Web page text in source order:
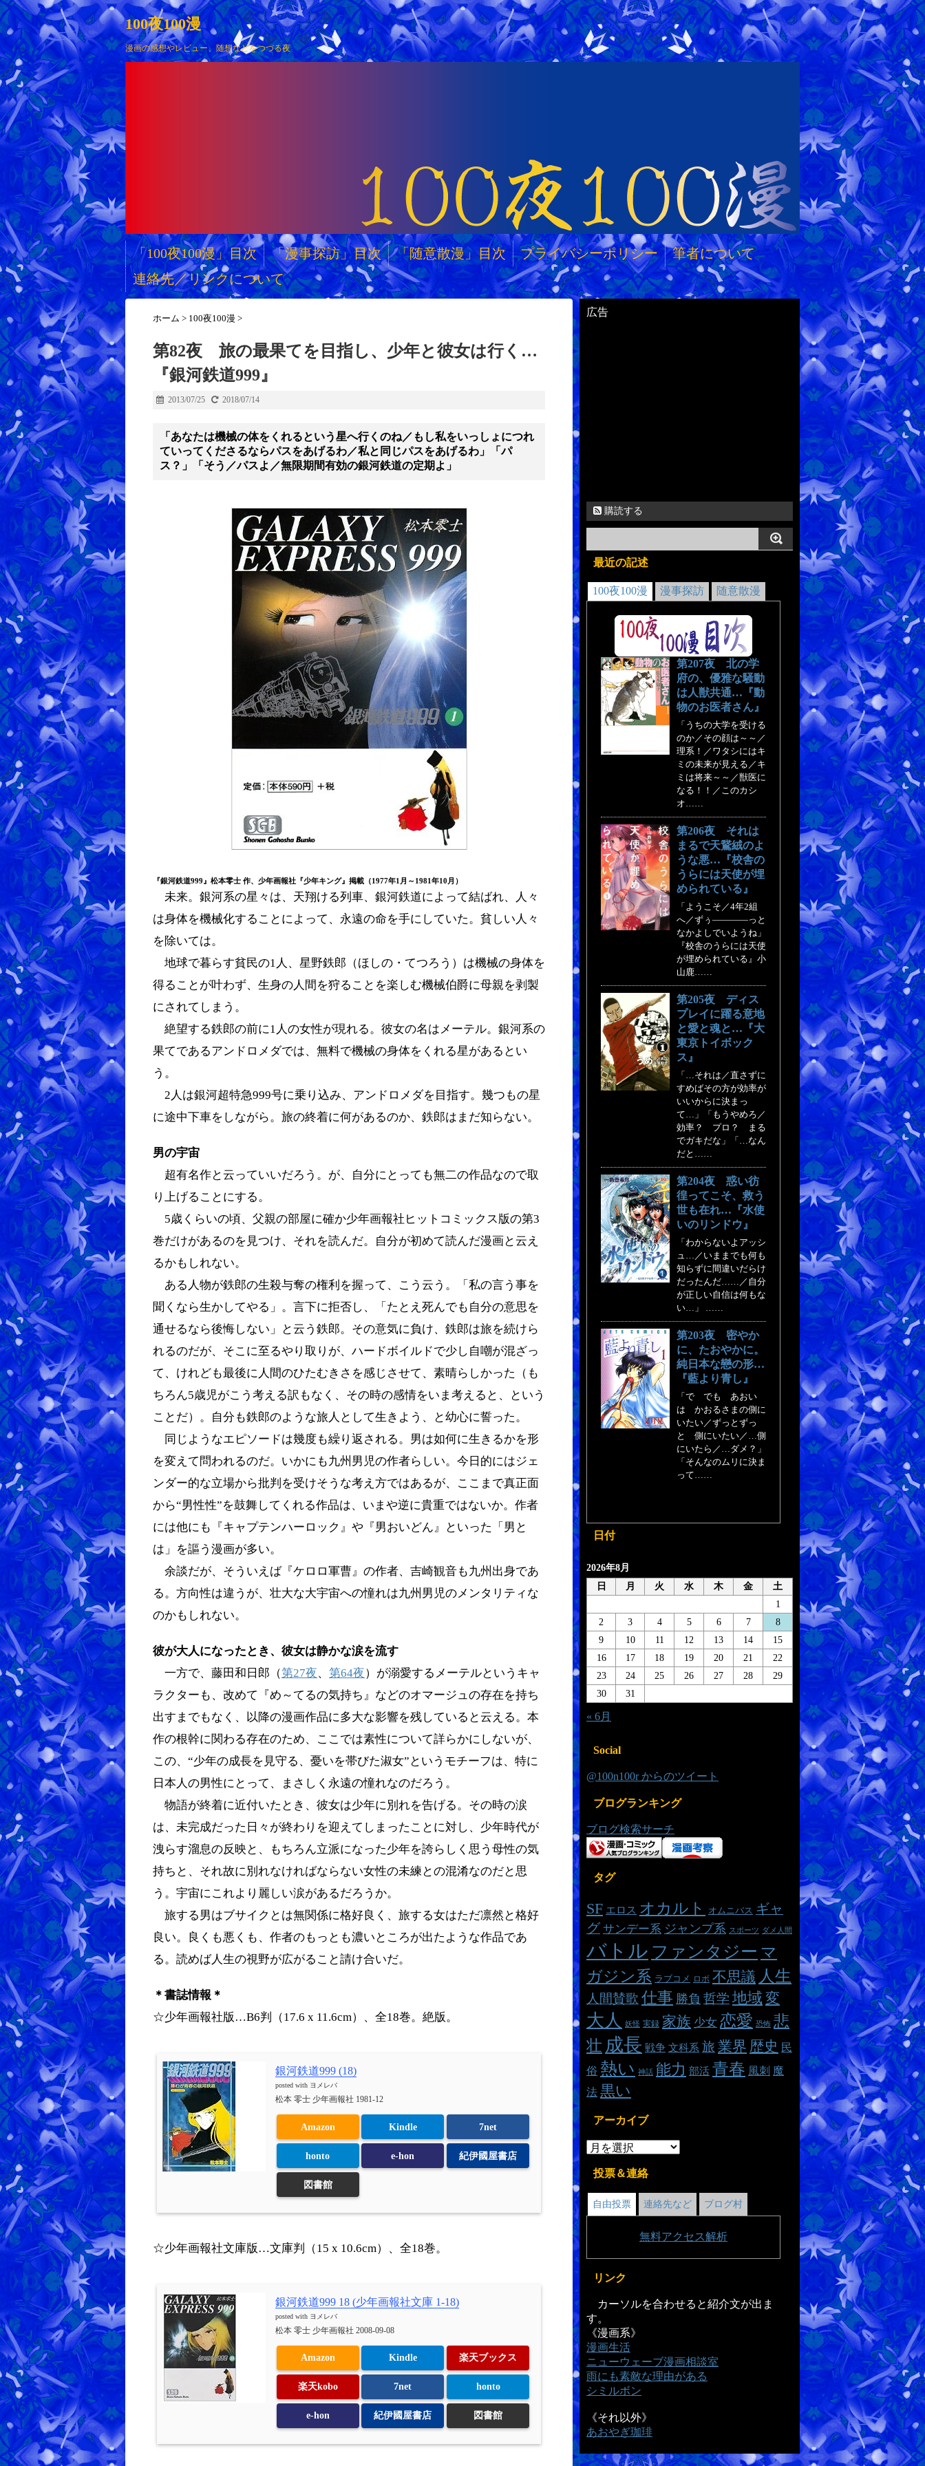
100夜100漫
漫画の感想やレビュー、随想などをつづる夜
「100夜100漫」目次 「漫事探訪」目次 「随意散漫」目次 プライバシーポリシー
筆者について
連絡先／リンクについて
ホーム > 100夜100漫 >
第82夜 旅の最果てを目指し、少年と彼女は行く…
『銀河鉄道999』
2013/07/25 2018/07/14
「あなたは機械の体をくれるという星へ行くのね／もし私をいっしょにつれ
ていってくださるならパスをあげるわ／私と同じパスをあげるわ」「パ
ス？」「そう／パスよ／無限期間有効の銀河鉄道の定期よ」
『銀河鉄道999 』 松本零士 作、少年画報社『少年キング』掲載（1977年1月～1981年10月）
未来。銀河系の星々は、天翔ける列車、銀河鉄道によって結ばれ、人々
は身体を機械化することによって、永遠の命を手にしていた。貧しい人々
を除いては。
地球で暮らす貧民の1人、星野鉄郎（ほしの・てつろう）は機械の身体を
得ることが叶わず、生身の人間を狩ることを楽しむ機械伯爵に母親を剥製
にされてしまう。
絶望する鉄郎の前に1人の女性が現れる。彼女の名はメーテル。銀河系の
果てであるアンドロメダでは、無料で機械の身体をくれる星があるとい
う。
2人は銀河超特急999号に乗り込み、アンドロメダを目指す。幾つもの星
に途中下車をしながら。旅の終着に何があるのか、鉄郎はまだ知らない。
男の宇宙
超有名作と云っていいだろう。が、自分にとっても無二の作品なので取
り上げることにする。
5歳くらいの頃、父親の部屋に確か少年画報社ヒットコミックス版の第3
巻だけがあるのを見つけ、それを読んだ。自分が初めて読んだ漫画と云え
るかもしれない。
ある人物が鉄郎の生殺与奪の権利を握って、こう云う。「私の言う事を
聞くなら生かしてやる」。言下に拒否し、「たとえ死んでも自分の意思を
通せるなら後悔しない」と云う鉄郎。その意気に負け、鉄郎は旅を続けら
れるのだが、そこに至るやり取りが、ハードボイルドで少し自嘲が混ざっ
て、けれども最後に人間のひたむきさを感じさせて、素晴らしかった（も
ちろん5歳児がこう考える訳もなく、その時の感情をいま考えると、という
ことだ）。自分も鉄郎のような旅人として生きよう、と幼心に誓った。
同じようなエピソードは幾度も繰り返される。男は如何に生きるかを形
を変えて問われるのだ。いかにも九州男児の作者らしい。今日的にはジェ
ンダー的な立場から批判を受けそうな考え方ではあるが、ここまで真正面
から“男性性”を鼓舞してくれる作品は、いまや逆に貴重ではないか。作者
には他にも『キャプテンハーロック』や『男おいどん』といった「男と
は」を謳う漫画が多い。
余談だが、そういえば『ケロロ軍曹』の作者、吉崎観音も九州出身であ
る。方向性は違うが、壮大な大宇宙への憧れは九州男児のメンタリティな
のかもしれない。
彼が大人になったとき、彼女は静かな涙を流す
一方で、藤田和日郎（第27夜、 第64夜）が溺愛するメーテルというキャ
ラクターも、改めて『め～てるの気持ち』などのオマージュの存在を持ち
出すまでもなく、以降の漫画作品に多大な影響を残していると云える。本
作の根幹に関わる存在のため、ここでは素性について詳らかにしないが、
この、“少年の成長を見守る、憂いを帯びた淑女”というモチーフは、特に
日本人の男性にとって、まさしく永遠の憧れなのだろう。
物語が終着に近付いたとき、彼女は少年に別れを告げる。その時の涙
は、未完成だった日々が終わりを迎えてしまったことに対し、少年時代が
洩らす溜息の反映と、もちろん立派になった少年を誇らしく思う母性の気
持ちと、それ故に別れなければならない女性の未練との混淆なのだと思
う。宇宙にこれより麗しい涙があるだろうか。
旅する男はブサイクとは無関係に格好良く、旅する女はただ凛然と格好
良い。良くも悪くも、作者のもっとも濃いところが出たような作品であ
る。読めば人生の視野が広がること請け合いだ。
＊書誌情報＊
☆少年画報社版…B6判（17.6 x 11.6cm）、全18巻。絶版。
銀河鉄道999 (18)
posted with ヨメレバ
松本 零士 少年画報社 1981-12
Amazon Kindle 7net
honto e-hon 紀伊國屋書店
図書館
☆少年画報社文庫版…文庫判（15 x 10.6cm）、全18巻。
銀河鉄道999 18 (少年画報社文庫 1-18)
posted with ヨメレバ
松本 零士 少年画報社 2008-09-08
Amazon Kindle 楽天ブックス
楽天kobo 7net honto
e-hon 紀伊國屋書店 図書館
広告
購読する
最近の記述
100夜100漫 漫事探訪 随意散漫
第207夜 北の学
府の、優雅な騒動
は人獣共通…『動
物のお医者さん』
「うちの大学を受ける
のか／その顔は～～／
理系！／ワタシにはキ
ミの未来が見える／キ
ミは将来～～／獣医に
なる！！／このカシ
オ……
第206夜 それは
まるで天鵞絨のよ
うな悪…『校舎の
うらには天使が埋
められている』
「ようこそ／4年2組
へ／ずぅ――――っと
なかよしでいようね」
『校舎のうらには天使
が埋められている』小
山鹿……
第205夜 ディス
プレイに躍る意地
と愛と魂と…『大
東京トイボック
ス』
「…それは／直さずに
すめばその方が効率が
いいからに決まっ
て…」「もうやめろ／
効率？ プロ？ まる
でガキだな」「…なん
だと……
第204夜 惑い彷
徨ってこそ、救う
世も在れ…『水使
いのリンドウ』
「わからないよアッシ
ュ…／いままでも何も
知らずに間違いだらけ
だったんだ……／自分
が正しい自信は何もな
い…」 ……
第203夜 密やか
に、たおやかに。
純日本な戀の形…
『藍より青し』
「で でも あおい
は かおるさまの側に
いたい／ずっとずっ
と 側にいたい／…側
にいたら／…ダメ？」
「そんなのムリに決ま
って……
日付
2026年8月
日
月 火 水 木 金
土
1
2
3 4 5 6 7
8
9
10 11 12 13 14
15
16
17 18 19 20 21
22
23
24 25 26 27 28
29
30
31
« 6月
Social
@100n100r からのツイート
ブログランキング
ブログ検索サーチ
タグ
SF エロス オカルト オムニバス ギャ
グ サンデー系 ジャンプ系 スポーツ ダメ人間
バトル ファンタジー マ
ガジン系 ラブコメ ロボ 不思議 人生
人間賛歌 仕事 勝負 哲学 地域 変
大人 妖怪 実録 家族 少女 恋愛 恐怖 悲
壮 成長 戦争 文科系 旅 業界 歴史 民
俗 熱い 神話 能力 部活 青春 風刺 魔
法 黒い
アーカイブ
投票＆連絡
自由投票 連絡先など ブログ村
無料アクセス解析
リンク
カーソルを合わせると紹介文が出ま
す。
《漫画系》
漫画生活
ニューウェーブ漫画相談室
雨にも素敵な理由がある
シミルボン
《それ以外》
あおやぎ珈琲